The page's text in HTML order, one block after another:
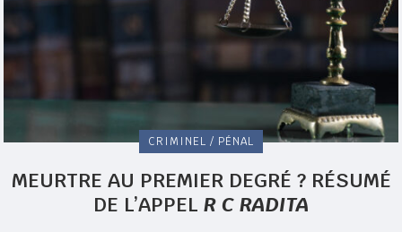
CRIMINEL / PÉNAL
MEURTRE AU PREMIER DEGRÉ ? RÉSUMÉ
DE L’APPEL R C RADITA